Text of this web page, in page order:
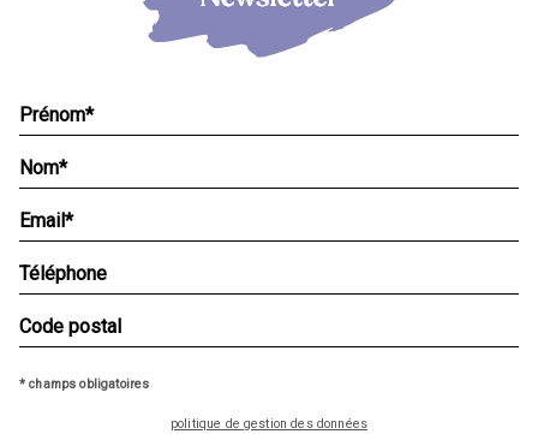
* champs obligatoires
politique de gestion des données